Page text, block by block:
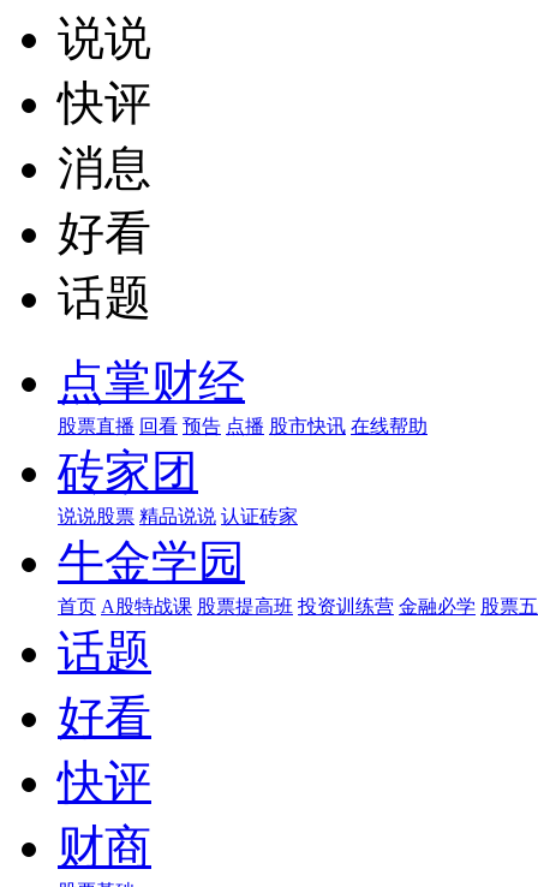
说说
快评
消息
好看
话题
点掌财经
股票直播 回看 预告 点播 股市快讯 在线帮助
砖家团
说说股票 精品说说 认证砖家
牛金学园
首页 A股特战课 股票提高班 投资训练营 金融必学 股票
话题
好看
快评
财商